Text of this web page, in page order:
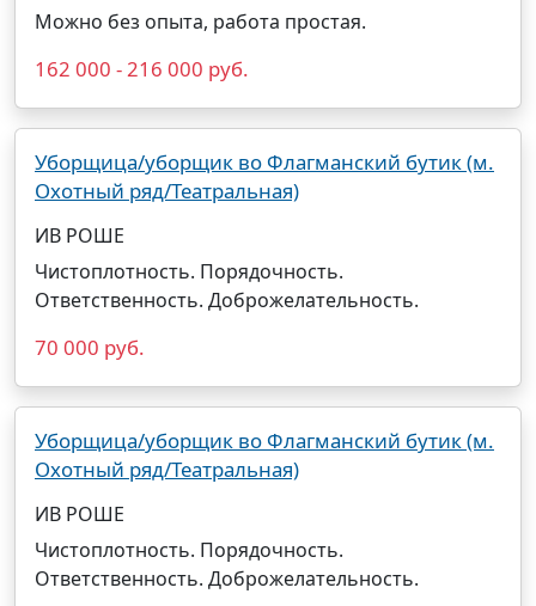
Можно без опыта, работа простая.
162 000 - 216 000 руб.
Уборщица/уборщик во Флагманский бутик (м.
Охотный ряд/Театральная)
ИВ РОШЕ
Чистоплотность. Порядочность.
Ответственность. Доброжелательность.
70 000 руб.
Уборщица/уборщик во Флагманский бутик (м.
Охотный ряд/Театральная)
ИВ РОШЕ
Чистоплотность. Порядочность.
Ответственность. Доброжелательность.